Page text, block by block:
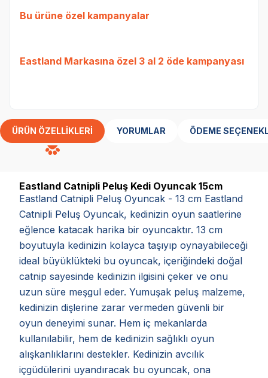
Bu ürüne özel kampanyalar
Eastland Markasına özel 3 al 2 öde kampanyası
ÜRÜN ÖZELLIKLERI YORUMLAR ÖDEME
Eastland Catnipli Peluş Kedi Oyuncak 15cm
Eastland Catnipli Peluş Oyuncak - 13 cm Eastland
Catnipli Peluş Oyuncak, kedinizin oyun saatlerine
eğlence katacak harika bir oyuncaktır. 13 cm
boyutuyla kedinizin kolayca taşıyıp oynayabileceği
ideal büyüklükteki bu oyuncak, içeriğindeki doğal
catnip sayesinde kedinizin ilgisini çeker ve onu
uzun süre meşgul eder. Yumuşak peluş malzeme,
kedinizin dişlerine zarar vermeden güvenli bir
oyun deneyimi sunar. Hem iç mekanlarda
kullanılabilir, hem de kedinizin sağlıklı oyun
alışkanlıklarını destekler. Kedinizin avcılık
içgüdülerini uyandıracak bu oyuncak, ona